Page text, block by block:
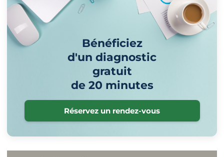
Bénéficiez
d'un diagnostic
gratuit
de 20 minutes
Réservez un rendez-vous